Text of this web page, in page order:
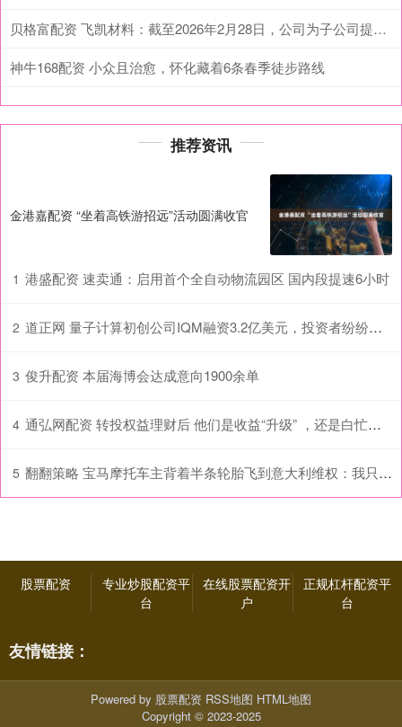
贝格富配资 飞凯材料：截至2026年2月28日，公司为子公司提供的实际担保余额为人民币73372万元
神牛168配资 小众且治愈，怀化藏着6条春季徒步路线
推荐资讯
金港嘉配资 “坐着高铁游招远”活动圆满收官
1 港盛配资 速卖通：启用首个全自动物流园区 国内段提速6小时
2 道正网 量子计算初创公司IQM融资3.2亿美元，投资者纷纷涌入该领域
3 俊升配资 本届海博会达成意向1900余单
4 通弘网配资 转投权益理财后 他们是收益“升级” ，还是白忙一场？
5 翻翻策略 宝马摩托车主背着半条轮胎飞到意大利维权：我只要一个公平
股票配资
专业炒股配资平
台
在线股票配资开
户
正规杠杆配资平
台
友情链接：
Powered by 股票配资 RSS地图 HTML地图
Copyright © 2023-2025